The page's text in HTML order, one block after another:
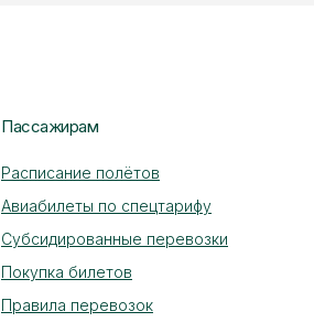
Пассажирам
Расписание полётов
Авиабилеты по спецтарифу
Субсидированные перевозки
Покупка билетов
Правила перевозок